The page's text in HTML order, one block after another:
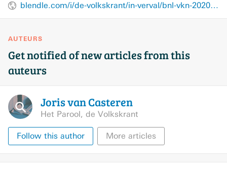
blendle.com/i/de-volkskrant/in-verval/bnl-vkn-20200310-11870238
AUTEURS
Get notified of new articles from this
auteurs
Joris vanCasteren
Het Parool, de Volkskrant
Follow this author More articles